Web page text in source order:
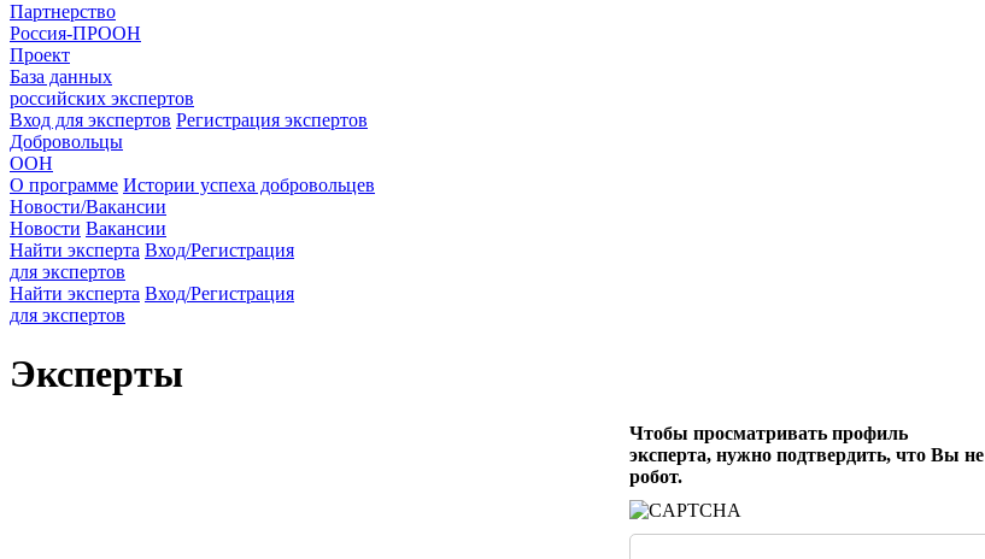
Партнерство
Россия-ПРООН
Проект
База данных
российских экспертов
Вход для экспертов Регистрация экспертов
Добровольцы
ООН
О программе Истории успеха добровольцев
Новости/Вакансии
Новости Вакансии
Найти эксперта Вход/Регистрация
для экспертов
Найти эксперта Вход/Регистрация
для экспертов
Эксперты
Чтобы просматривать профиль
эксперта, нужно подтвердить, что Вы не
робот.